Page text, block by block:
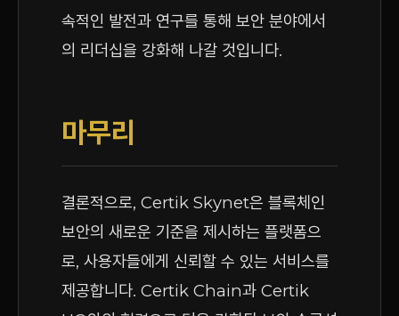
속적인 발전과 연구를 통해 보안 분야에서
의 리더십을 강화해 나갈 것입니다.
마무리
결론적으로, Certik Skynet은 블록체인
보안의 새로운 기준을 제시하는 플랫폼으
로, 사용자들에게 신뢰할 수 있는 서비스를
제공합니다. Certik Chain과 Certik